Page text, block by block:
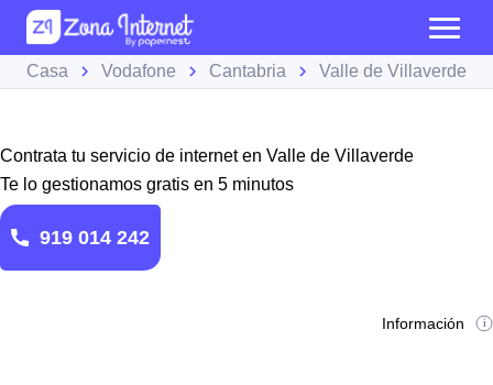
Casa Vodafone Cantabria Valle de Villaverde
Contrata tu servicio de internet en Valle de Villaverde
Te lo gestionamos gratis en 5 minutos
919 014 242
Información